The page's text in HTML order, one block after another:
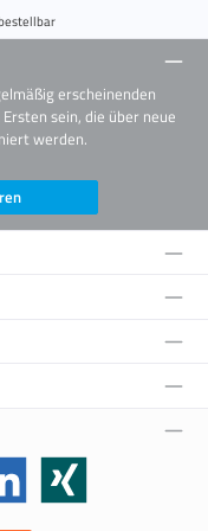
erscheinenden
sein, die über neue
werden.
Xing